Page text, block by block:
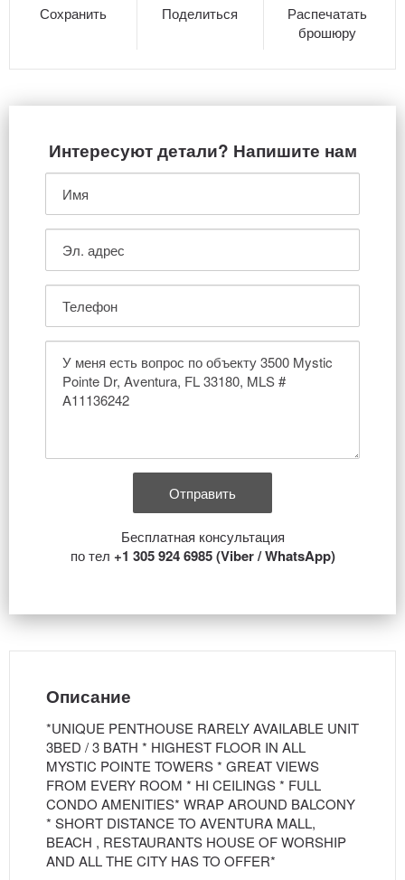
Сохранить Поделиться
Распечатать
брошюру
Интересуют детали? Напишите нам
Бесплатная консультация
по тел +1 305 924 6985 (Viber / WhatsApp)
Описание
*UNIQUE PENTHOUSE RARELY AVAILABLE UNIT
3BED / 3 BATH * HIGHEST FLOOR IN ALL
MYSTIC POINTE TOWERS * GREAT VIEWS
FROM EVERY ROOM * HI CEILINGS * FULL
CONDO AMENITIES* WRAP AROUND BALCONY
* SHORT DISTANCE TO AVENTURA MALL,
BEACH , RESTAURANTS HOUSE OF WORSHIP
AND ALL THE CITY HAS TO OFFER*